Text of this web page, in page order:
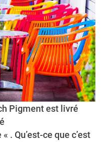
Pigment est livré
. Qu’est-ce que c’est